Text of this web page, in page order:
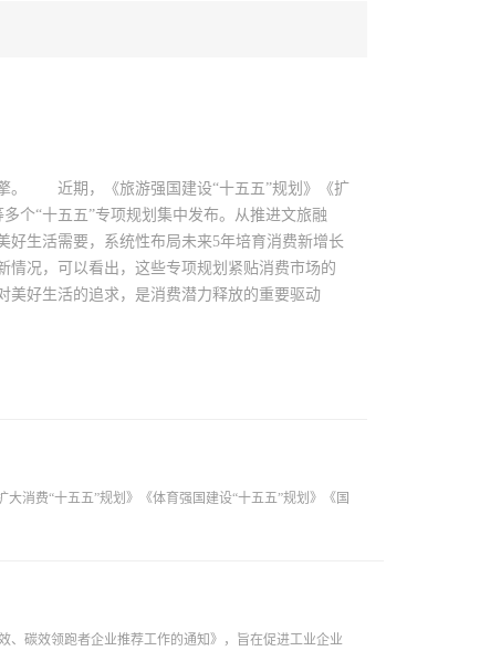
。 近期，《旅游强国建设“十五五”规划》《扩
个“十五五”专项规划集中发布。从推进文旅融
生活需要，系统性布局未来5年培育消费新增长
况，可以看出，这些专项规划紧贴消费市场的
好生活的追求，是消费潜力释放的重要驱动
费“十五五”规划》《体育强国建设“十五五”规划》《国
碳效领跑者企业推荐工作的通知》，旨在促进工业企业